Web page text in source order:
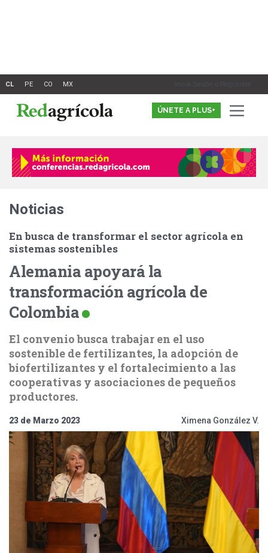
Inicia Sesión o Registrate
ÚNETE A PLUS+
Noticias
En busca de transformar el sector agrícola en
sistemas sostenibles
Alemania apoyará la
transformación agrícola de
Colombia
El convenio busca trabajar en el uso
sostenible de fertilizantes, la adopción de
biofertilizantes y el fortalecimiento a las
cooperativas y asociaciones de pequeños
productores.
23 de Marzo 2023 Ximena González V.